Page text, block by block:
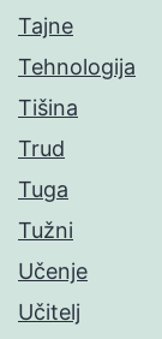
Tajne
Tehnologija
Tišina
Trud
Tuga
Tužni
Učenje
Učitelj